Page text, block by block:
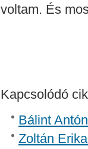
voltam. És
Kapcsolódó
Bálint
Zoltán